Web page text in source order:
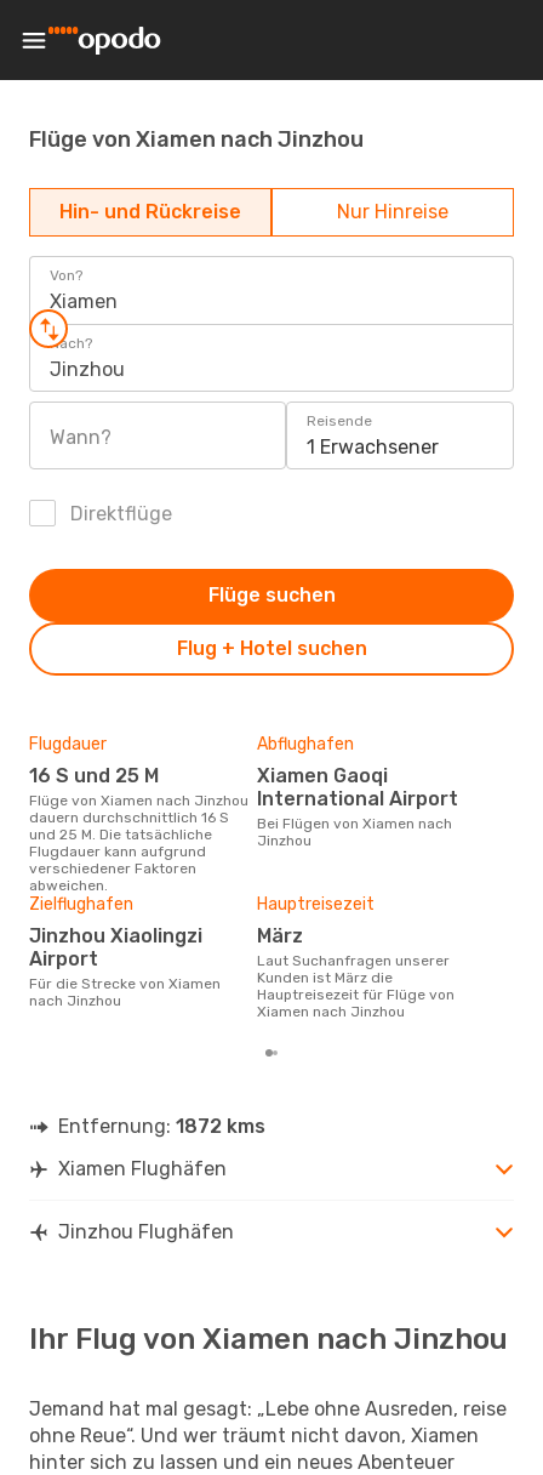
Flüge von Xiamen nach Jinzhou
Hin- und Rückreise Nur Hinreise
Von?
Xiamen
Nach?
Jinzhou
Wann?
Reisende
1 Erwachsener
Direktflüge
Flug + Hotel suchen
Flüge suchen
Flugdauer
16 S und 25 M
Flüge von Xiamen nach Jinzhou
dauern durchschnittlich 16 S
und 25 M. Die tatsächliche
Flugdauer kann aufgrund
verschiedener Faktoren
abweichen.
Abflughafen
Xiamen Gaoqi
International Airport
Bei Flügen von Xiamen nach
Jinzhou
Zielflughafen
Jinzhou Xiaolingzi
Airport
Für die Strecke von Xiamen
nach Jinzhou
Hauptreisezeit
März
Laut Suchanfragen unserer
Kunden ist März die
Hauptreisezeit für Flüge von
Xiamen nach Jinzhou
Entfernung: 1872 kms
Xiamen Flughäfen
Jinzhou Flughäfen
Ihr Flug von Xiamen nach Jinzhou
Jemand hat mal gesagt: „Lebe ohne Ausreden, reise
ohne Reue“. Und wer träumt nicht davon, Xiamen
hinter sich zu lassen und ein neues Abenteuer